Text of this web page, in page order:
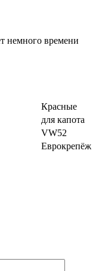
немного времени
Красные
для капота
VW52
Еврокрепёж